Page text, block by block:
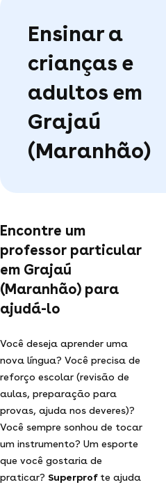
Ensinar a
crianças e
adultos em
Grajaú
(Maranhão)
Encontre um
professor particular
em Grajaú
(Maranhão) para
ajudá-lo
Você deseja aprender uma
nova língua? Você precisa de
reforço escolar (revisão de
aulas, preparação para
provas, ajuda nos deveres)?
Você sempre sonhou de tocar
um instrumento? Um esporte
que você gostaria de
praticar? Superprof te ajuda